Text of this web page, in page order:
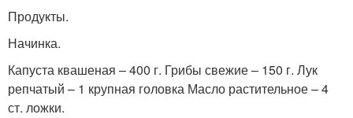
Продукты.
Начинка.
Капуста квашеная – 400 г. Грибы свежие – 150 г. Лук
репчатый – 1 крупная головка Масло растительное – 4
ст. ложки.